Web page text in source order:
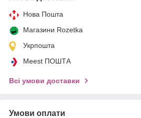
Нова Пошта
Магазини Rozetka
Укрпошта
Meest ПОШТА
Всі умови доставки
Умови оплати